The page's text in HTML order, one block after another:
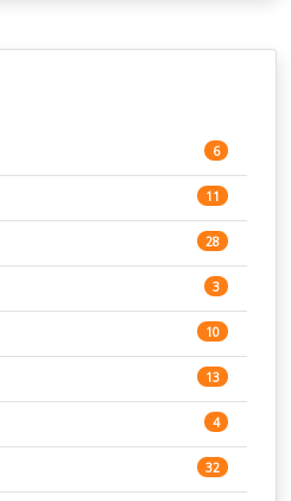
3
169
7
4
133
146
231
134
6
11
28
3
10
13
4
32